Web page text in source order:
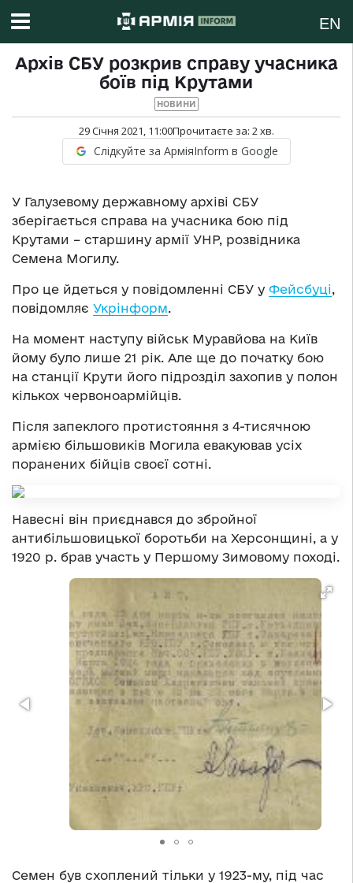
EN
Архів СБУ розкрив справу учасника
боїв під Крутами
НОВИНИ
29 Січня 2021, 11:00Прочитаєте за: 2хв.
Слідкуйте за АрміяInform в Google
У Галузевому державному архіві СБУ
зберігається справа на учасника бою під
Крутами – старшину армії УНР, розвідника
Семена Могилу.
Про це йдеться у повідомленні СБУ у Фейсбуці,
повідомляє Укрінформ.
На момент наступу військ Муравйова на Київ
йому було лише 21 рік. Але ще до початку бою
на станції Крути його підрозділ захопив у полон
кількох червоноармійців.
Після запеклого протистояння з 4-тисячною
армією більшовиків Могила евакуював усіх
поранених бійців своєї сотні.
Навесні він приєднався до збройної
антибільшовицької боротьби на Херсонщині, а у
1920 р. брав участь у Першому Зимовому поході.
Семен був схоплений тільки у 1923-му, під час